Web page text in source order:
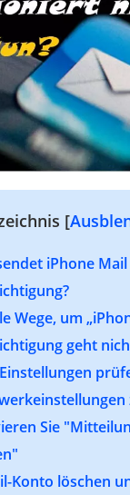
[
iPhone
Wege, um
geht
Sie
Konto löschen